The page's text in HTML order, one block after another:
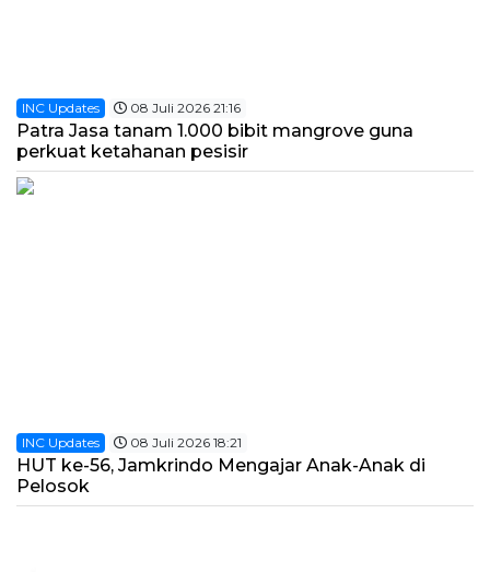
INC Updates 08 Juli 2026 21:16
Patra Jasa tanam 1.000 bibit mangrove guna
perkuat ketahanan pesisir
INC Updates 08 Juli 2026 18:21
HUT ke-56, Jamkrindo Mengajar Anak-Anak di
Pelosok